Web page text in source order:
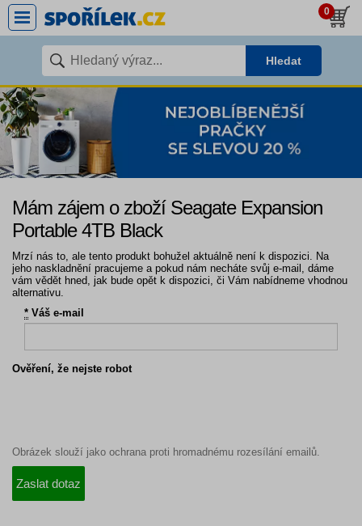
0
Hledat
Mám zájem o zboží Seagate Expansion
Portable 4TB Black
Mrzí nás to, ale tento produkt bohužel aktuálně není k dispozici. Na
jeho naskladnění pracujeme a pokud nám necháte svůj e-mail, dáme
vám vědět hned, jak bude opět k dispozici, či Vám nabídneme vhodnou
alternativu.
* Váš e-mail
Ověření, že nejste robot
Obrázek slouží jako ochrana proti hromadnému rozesílání emailů.